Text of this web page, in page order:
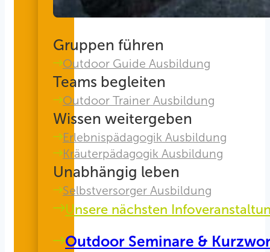
Gruppen führen
Outdoor Guide Ausbildung
Teams begleiten
Outdoor Trainer Ausbildung
Wissen weitergeben
Erlebnispädagogik Ausbildung
Kräuterpädagogik Ausbildung
Unabhängig leben
Selbstversorger Ausbildung
Unsere nächsten
Outdoor Seminare &